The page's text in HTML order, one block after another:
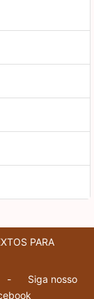
PARA
-
Siga nosso